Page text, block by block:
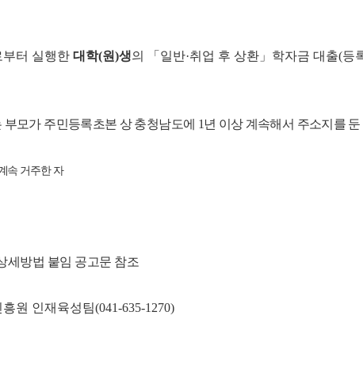
터 실행한대학(원)생의 「일반·취업 후 상환」학자금 대출(등
부모가 주민등록초본 상 충청남도에 1년 이상 계속해서 주소지를 둔
속 거주한 자
세방법 붙임 공고문 참조
원 인재육성팀(041-635-1270)